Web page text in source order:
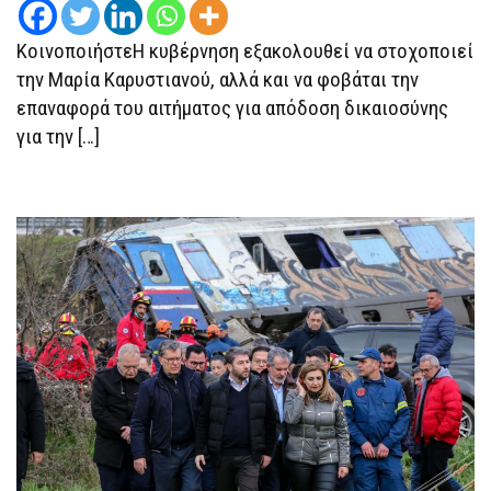
ΚοινοποιήστεΗ κυβέρνηση εξακολουθεί να στοχοποιεί
την Μαρία Καρυστιανού, αλλά και να φοβάται την
επαναφορά του αιτήματος για απόδοση δικαιοσύνης
για την […]